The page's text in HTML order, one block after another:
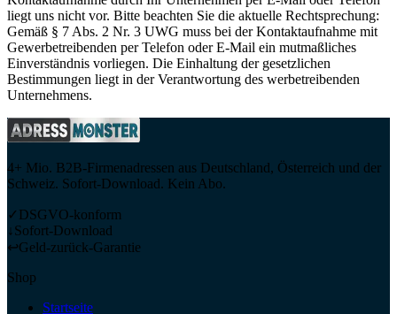
liegt uns nicht vor. Bitte beachten Sie die aktuelle Rechtsprechung:
Gemäß § 7 Abs. 2 Nr. 3 UWG muss bei der Kontaktaufnahme mit
Gewerbetreibenden per Telefon oder E-Mail ein mutmaßliches
Einverständnis vorliegen. Die Einhaltung der gesetzlichen
Bestimmungen liegt in der Verantwortung des werbetreibenden
Unternehmens.
4+ Mio. B2B-Firmenadressen aus Deutschland, Österreich und der
Schweiz. Sofort-Download. Kein Abo.
✓ DSGVO-konform
↓Sofort-Download
↩Geld-zurück-Garantie
Shop
Startseite